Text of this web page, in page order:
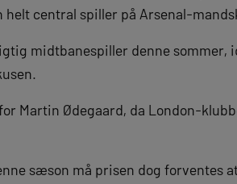
central spiller på Arsenal-
midtbanespiller denne sommer,
Martin Ødegaard, da London-
sæson må prisen dog forventes